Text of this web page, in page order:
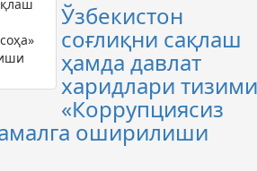
Ўзбекистон
соғлиқни сақлаш
ҳамда давлат
харидлари
«Коррупциясиз
оширилиши